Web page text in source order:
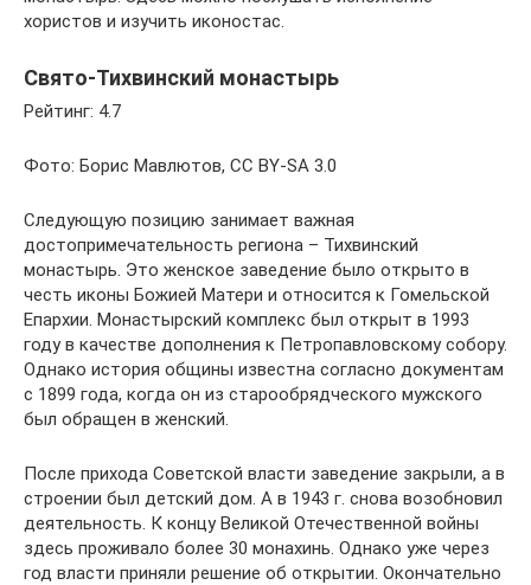
хористов и изучить иконостас.
Свято-Тихвинский монастырь
Рейтинг: 4.7
Фото: Борис Мавлютов, CC BY-SA 3.0
Следующую позицию занимает важная
достопримечательность региона – Тихвинский
монастырь. Это женское заведение было открыто в
честь иконы Божией Матери и относится к Гомельской
Епархии. Монастырский комплекс был открыт в 1993
году в качестве дополнения к Петропавловскому собору.
Однако история общины известна согласно документам
с 1899 года, когда он из старообрядческого мужского
был обращен в женский.
После прихода Советской власти заведение закрыли, а в
строении был детский дом. А в 1943 г. снова возобновил
деятельность. К концу Великой Отечественной войны
здесь проживало более 30 монахинь. Однако уже через
год власти приняли решение об открытии. Окончательно